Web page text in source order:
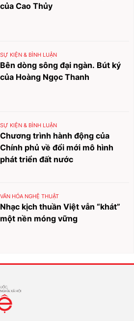
của Cao Thủy
SỰ KIỆN & BÌNH LUẬN
Bên dòng sông đại ngàn. Bút ký
của Hoàng Ngọc Thanh
SỰ KIỆN & BÌNH LUẬN
Chương trình hành động của
Chính phủ về đổi mới mô hình
phát triển đất nước
VĂN HÓA NGHỆ THUẬT
Nhạc kịch thuần Việt vẫn “khát”
một nền móng vững